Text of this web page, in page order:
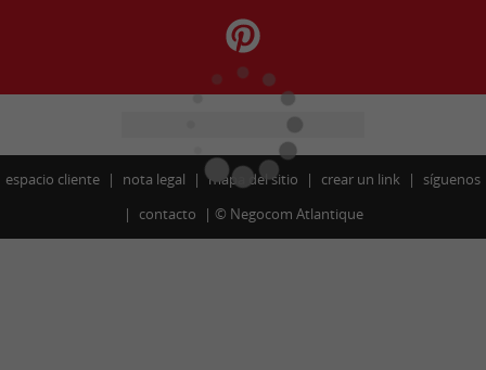
espacio cliente nota legal mapa del sitio crear un link
síguenos
contacto
© Negocom Atlantique